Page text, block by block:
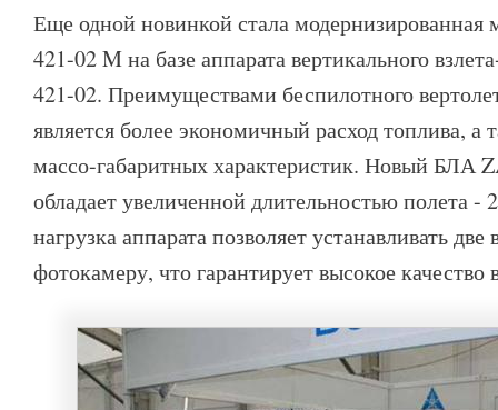
Еще одной новинкой стала
421-02 M на базе аппарата вертикального
421-02. Преимуществами беспилотного
является более экономичный расход топлива,
массо-габаритных характеристик. Новый БЛА
обладает увеличенной длительностью полета -
нагрузка аппарата позволяет устанавливать
фотокамеру, что гарантирует высокое качество